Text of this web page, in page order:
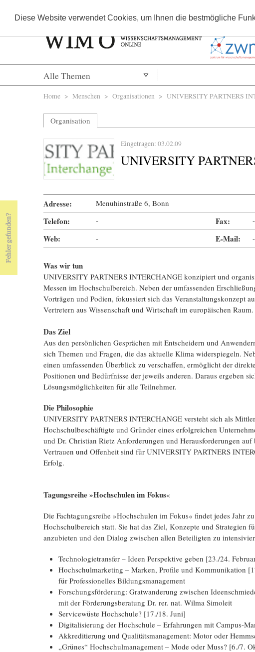
Diese Website verwendet Cookies, um Ihnen die bestmögliche
Alle Themen
Sie sind hier
Home > Menschen > Organisationen > UNIVERSITY PARTNERS
Organisation
Eingetragen: 03.02.09
UNIVERSITY
Adresse: Menuhinstraße 6, Bonn
Telefon: - Fax: -
Web: - E-Mail: -
Was wir tun
UNIVERSITY PARTNERS INTERCHANGE konzipiert und
Messen im Hochschulbereich. Neben der umfassenden
Vorträgen und Podien, fokussiert sich das Veranstaltungskonzept
Vertretern aus Wissenschaft und Wirtschaft im europäischen Raum.
Das Ziel
Aus den persönlichen Gesprächen mit Entscheidern und
sich Themen und Fragen, die das aktuelle Klima widerspiegeln.
einen umfassenden Überblick zu verschaffen, ermöglicht der
Positionen und Bedürfnisse der jeweils anderen. Daraus ergeben
Lösungsmöglichkeiten für alle Teilnehmer.
Die Philosophie
UNIVERSITY PARTNERS INTERCHANGE versteht sich als
Hochschulbeschäftigte und Gründer eines erfolgreichen
und Dr. Christian Rietz Anforderungen und Herausforderungen
Vertrauen und Offenheit sind für UNIVERSITY PARTNERS
Erfolg.
Tagungsreihe »Hochschulen im Fokus«
Die Fachtagungsreihe »Hochschulen im Fokus« findet jedes Jahr
Hochschulbereich statt. Sie hat das Ziel, Konzepte und Strategien
anzubieten und den Dialog zwischen allen Beteiligten zu
Technologietransfer – Ideen Perspektive geben [23./24.
Hochschulmarketing – Marken, Profile und Kommunikation
für Professionelles Bildungsmanagement
Forschungsförderung: Gratwanderung zwischen
mit der Förderungsberatung Dr. rer. nat. Wilma Simoleit
Servicewüste Hochschule? [17./18. Juni]
Digitalisierung der Hochschule – Erfahrungen mit Campus-
Akkreditierung und Qualitätsmanagement: Motor oder
„Grünes“ Hochschulmanagement – Mode oder Muss? [6./7.